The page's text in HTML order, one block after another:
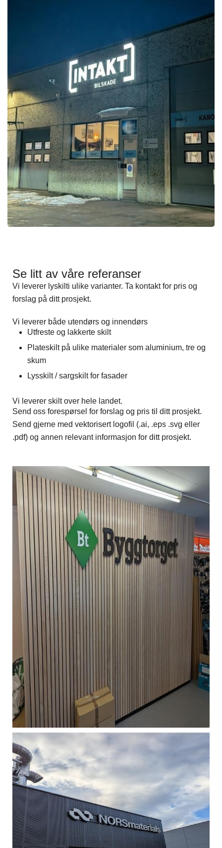
Se litt av våre referanser
Vi leverer lyskilti ulike varianter. Ta kontakt for pris og
forslag på ditt prosjekt.
Vi leverer både utendørs og innendørs
Utfreste og lakkerte skilt
Plateskilt på ulike materialer som aluminium, tre og
skum
Lysskilt / sargskilt for fasader
Vi leverer skilt over hele landet.
Send oss forespørsel for forslag og pris til ditt prosjekt.
Send gjerne med vektorisert logofil (.ai, .eps .svg eller
.pdf) og annen relevant informasjon for ditt prosjekt.